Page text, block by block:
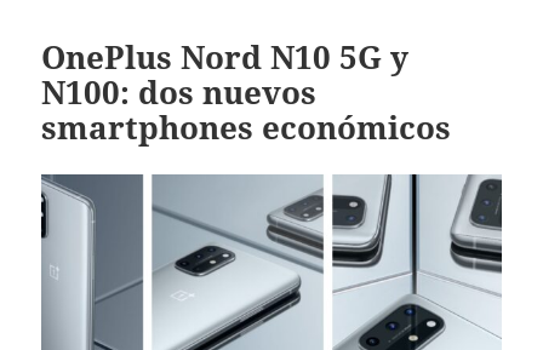
OnePlus Nord N10 5G y
N100: dos nuevos
smartphones económicos